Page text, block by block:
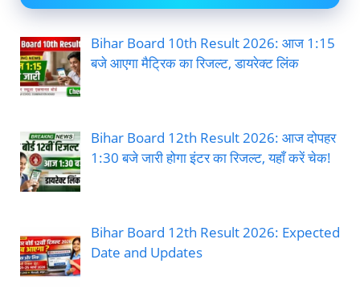
Bihar Board 10th Result 2026: आज 1:15
बजे आएगा मैट्रिक का रिजल्ट, डायरेक्ट लिंक
Bihar Board 12th Result 2026: आज दोपहर
1:30 बजे जारी होगा इंटर का रिजल्ट, यहाँ करें चेक!
Bihar Board 12th Result 2026: Expected
Date and Updates